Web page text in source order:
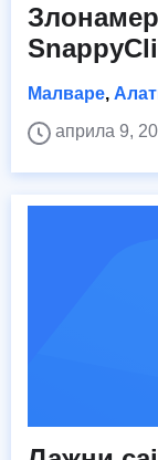
Малваре,
априла 9,